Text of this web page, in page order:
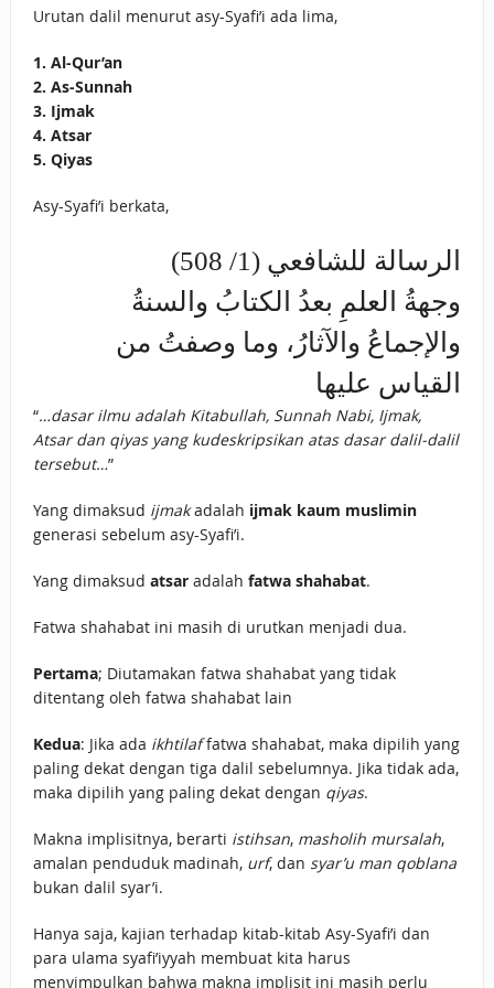
Urutan dalil menurut asy-Syafi’i ada lima,
1. Al-Qur’an
2. As-Sunnah
3. Ijmak
4. Atsar
5. Qiyas
Asy-Syafi’i berkata,
الرسالة للشافعي (1/ 508)
وجهةُ العلمِ بعدُ الكتابُ والسنةُ
والإجماعُ والآثارُ، وما وصفتُ من
القياس عليها
“…dasar ilmu adalah Kitabullah, Sunnah Nabi, Ijmak,
Atsar dan qiyas yang kudeskripsikan atas dasar dalil-dalil
tersebut…”
Yang dimaksud ijmakadalah ijmak kaum muslimin
generasi sebelum asy-Syafi’i.
Yang dimaksud atsar adalah fatwa shahabat.
Fatwa shahabat ini masih di urutkan menjadi dua.
Pertama; Diutamakan fatwa shahabat yang tidak
ditentang oleh fatwa shahabat lain
Kedua: Jika ada ikhtilaffatwa shahabat, maka dipilih yang
paling dekat dengan tiga dalil sebelumnya. Jika tidak ada,
maka dipilih yang paling dekat dengan qiyas.
Makna implisitnya, berarti istihsan, masholih mursalah,
amalan penduduk madinah, urf, dan syar’u man qoblana
bukan dalil syar’i.
Hanya saja, kajian terhadap kitab-kitab Asy-Syafi’i dan
para ulama syafi’iyyah membuat kita harus
menyimpulkan bahwa makna implisit ini masih perlu